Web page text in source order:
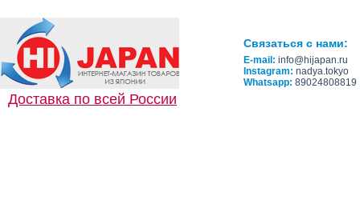
Доставка по всей России
Связаться с нами:
E-mail: info@hijapan.ru
Instagram: nadya.tokyo
Whatsapp: 89024808819